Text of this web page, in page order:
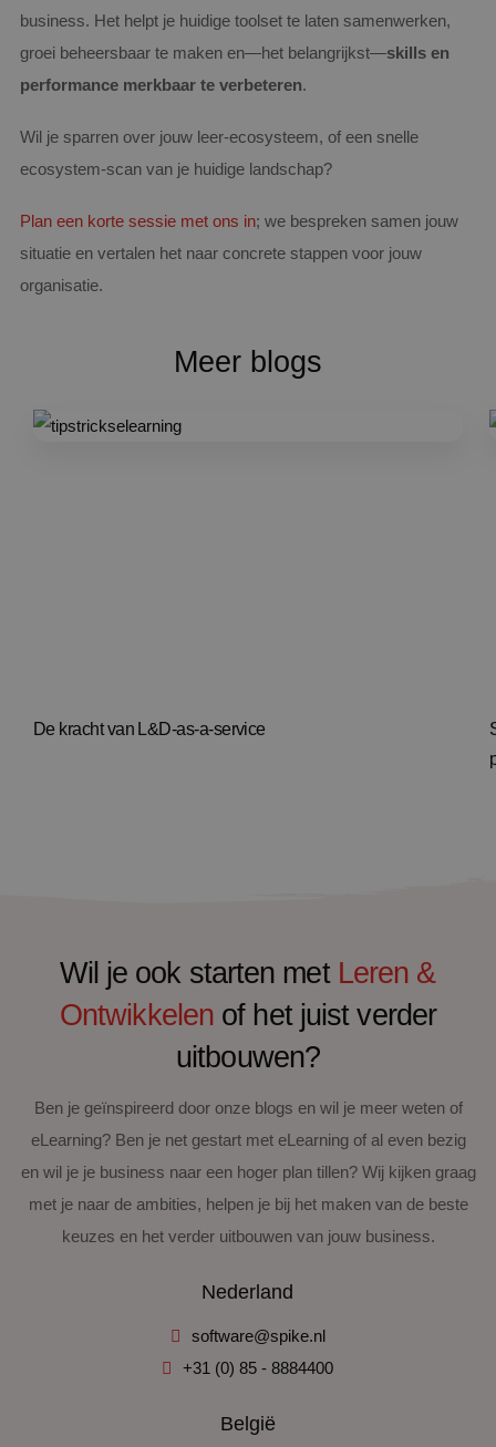
business. Het helpt je huidige toolset te laten samenwerken,
groei beheersbaar te maken en—het belangrijkst—skills en
performance merkbaar te verbeteren.
Wil je sparren over jouw leer‑ecosysteem, of een snelle
ecosystem‑scan van je huidige landschap?
Plan een korte sessie met ons in; we bespreken samen jouw
situatie en vertalen het naar concrete stappen voor jouw
organisatie.
Meer blogs
De kracht van L&D-as-a-service
Wil je ook starten met Leren &
Ontwikkelen of het juist verder
uitbouwen?
Ben je geïnspireerd door onze blogs en wil je meer weten of
eLearning? Ben je net gestart met eLearning of al even bezig
en wil je je business naar een hoger plan tillen? Wij kijken graag
met je naar de ambities, helpen je bij het maken van de beste
keuzes en het verder uitbouwen van jouw business.
Nederland
software@spike.nl
+31 (0) 85 - 8884400
België